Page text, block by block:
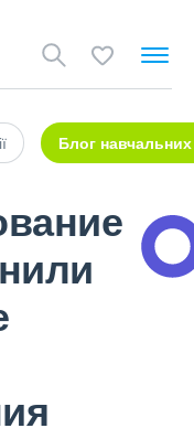
Блог навчальних